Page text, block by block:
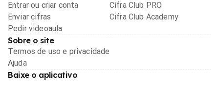
Entrar ou criar conta
Enviar cifras
Pedir videoaula
Cifra Club PRO
Cifra Club Academy
Sobre o site
Termos de uso e privacidade
Ajuda
Baixe o aplicativo